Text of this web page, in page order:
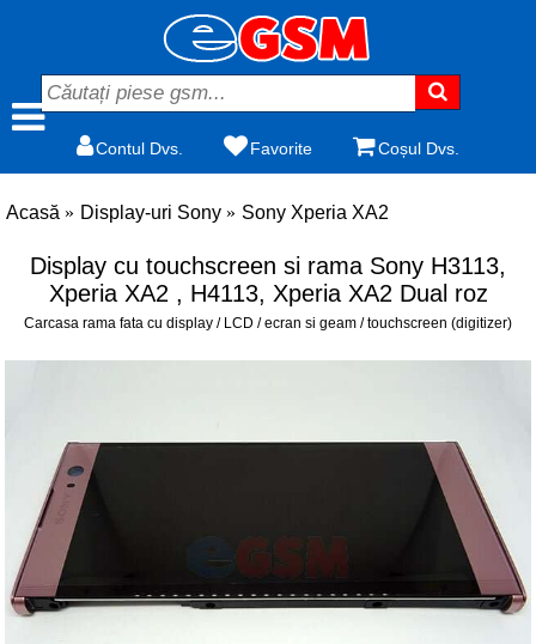
Contul Dvs. Favorite Coșul Dvs.
Acasă Display-uri Sony Sony Xperia XA2
Display cu touchscreen si rama Sony H3113,
Xperia XA2 , H4113, Xperia XA2 Dual roz
Carcasa rama fata cu display / LCD / ecran si geam / touchscreen (digitizer)